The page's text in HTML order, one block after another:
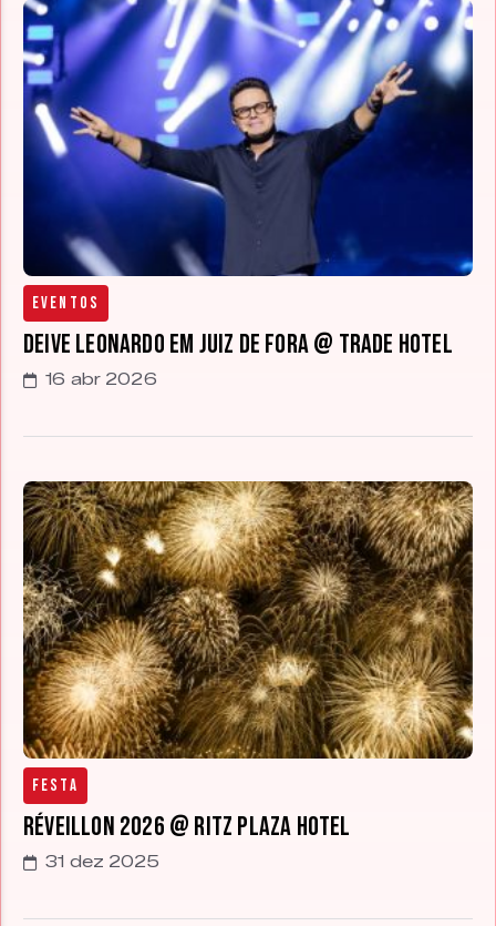
Eventos
Deive Leonardo em Juiz de Fora @ Trade Hotel
16 abr 2026
Festa
Réveillon 2026 @ Ritz Plaza Hotel
31 dez 2025